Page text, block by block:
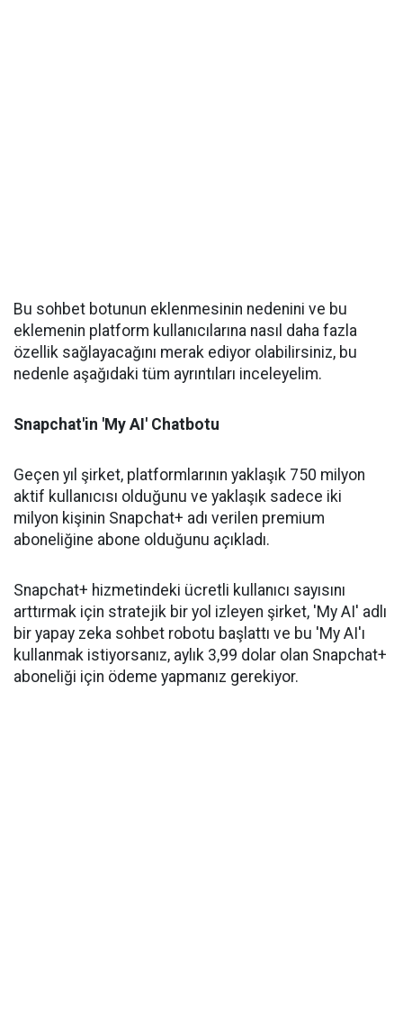
Bu sohbet botunun eklenmesinin nedenini ve bu
eklemenin platform kullanıcılarına nasıl daha fazla
özellik sağlayacağını merak ediyor olabilirsiniz, bu
nedenle aşağıdaki tüm ayrıntıları inceleyelim.
Snapchat'in 'My AI' Chatbotu
Geçen yıl şirket, platformlarının yaklaşık 750 milyon
aktif kullanıcısı olduğunu ve yaklaşık sadece iki
milyon kişinin Snapchat+ adı verilen premium
aboneliğine abone olduğunu açıkladı.
Snapchat+ hizmetindeki ücretli kullanıcı sayısını
arttırmak için stratejik bir yol izleyen şirket, 'My AI' adlı
bir yapay zeka sohbet robotu başlattı ve bu 'My AI'ı
kullanmak istiyorsanız, aylık 3,99 dolar olan Snapchat+
aboneliği için ödeme yapmanız gerekiyor.